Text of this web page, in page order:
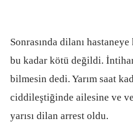
Sonrasında dilanı
bu kadar kötü değildi.
bilmesin dedi. Yarım saat
ciddileştiğinde ailesine ve
yarısı dilan arrest oldu.